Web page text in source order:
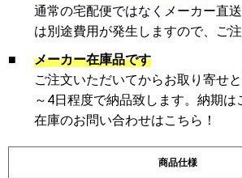
通常の宅配便ではなくメーカー直
は別途費用が発生しますので、ご注
■
メーカー在庫品です
ご注文いただいてからお取り寄せ
～4日程度で納品致します。納期は
在庫のお問い合わせはこちら！
商品仕様